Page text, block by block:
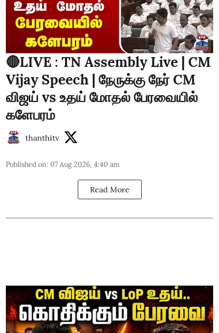
🔴LIVE : TN Assembly Live | CM
Vijay Speech | நேருக்கு நேர் CM
விஜய் vs உதய் மோதல் பேரவையில்
களேபரம்
thanthitv
Published on: 07 Aug 2026, 4:40 am
Read More